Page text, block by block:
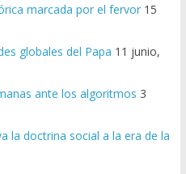
marcada por el fervor 15
globales del Papa 11 junio,
ante los algoritmos 3
la doctrina social a la era de la